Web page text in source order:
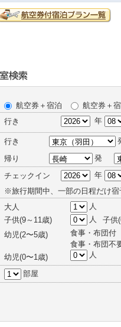
航空券＋宿泊 航空券＋
行き 年
行き
帰り
発
チェックイン 年
※旅行期間中、一部の日程だけ宿
大人
人
子供(9～11歳)
人 子供
幼児(2〜5歳) 食事・布団付
食事・布団不
幼児(0〜1歳) 人
部屋